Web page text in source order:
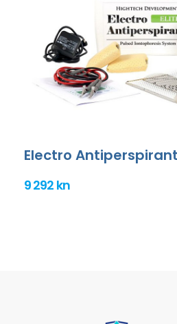
Electro
9 292 kn